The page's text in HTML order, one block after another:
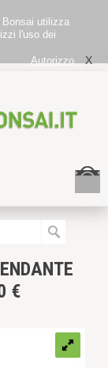
Bonsai utilizza
l'uso dei
Autorizzo
X
€